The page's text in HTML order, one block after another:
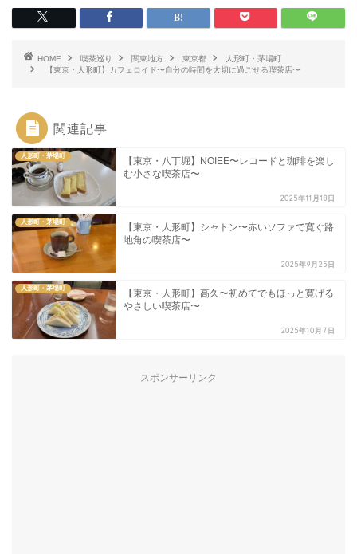
HOME 喫茶巡り 関東地方 東京都
人形町・茅場町
【東京・人形町】カフェロイド〜自分の時間を大切に過ごせる喫茶店〜
関連記事
人形町・茅場町
【東京・八丁堀】NOIEE〜レコードと珈琲を楽し
む小さな喫茶店〜
2025年11月18日
人形町・茅場町
【東京・人形町】シャトン〜赤いソファで寛ぐ路
地角の喫茶店〜
2025年9月25日
人形町・茅場町
【東京・人形町】高久〜初めてでもほっと寛げる
やさしい喫茶店〜
2025年10月7日
スポンサーリンク